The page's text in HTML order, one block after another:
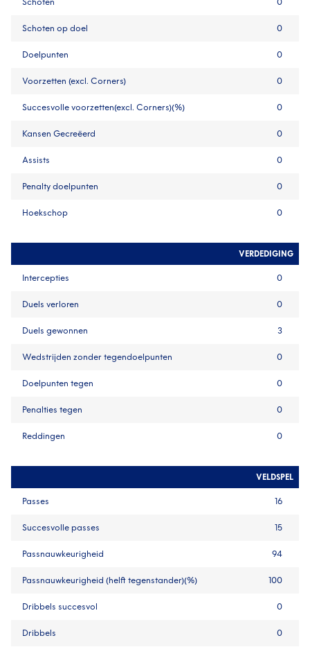
Schoten op doel 0
Doelpunten 0
Voorzetten (excl. Corners) 0
Succesvolle voorzetten(excl. Corners)(%) 0
Kansen Gecreëerd 0
Assists 0
Penalty doelpunten 0
Hoekschop 0
VERDEDIGING
Intercepties 0
Duels verloren 0
Duels gewonnen 3
Wedstrijden zonder tegendoelpunten 0
Doelpunten tegen 0
Penalties tegen 0
Reddingen 0
VELDSPEL
Passes 16
Succesvolle passes 15
Passnauwkeurigheid 94
Passnauwkeurigheid (helft tegenstander)(%) 100
Dribbels succesvol 0
Dribbels 0